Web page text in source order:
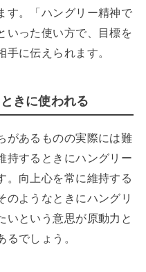
す。「ハングリー精神で
いった使い方で、目標を
に伝えられます。
きに使われる
があるものの実際には難
持するときにハングリー
。向上心を常に維持する
のようなときにハングリ
いという意思が原動力と
でしょう。